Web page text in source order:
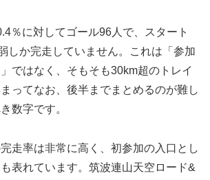
％に対してゴール96人で、スタート
しか完走していません。これは「参加
ではなく、そもそも30km超のトレイ
ってなお、後半までまとめるのが難し
数字です。
走率は非常に高く、初参加の入口とし
表れています。筑波連山天空ロード&